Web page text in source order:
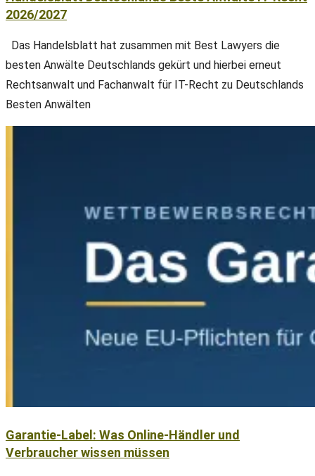
2026/2027
Das Handelsblatt hat zusammen mit Best Lawyers die
besten Anwälte Deutschlands gekürt und hierbei erneut
Rechtsanwalt und Fachanwalt für IT-Recht zu Deutschlands
Besten Anwälten
Garantie-Label: Was Online-Händler und
Verbraucher wissen müssen